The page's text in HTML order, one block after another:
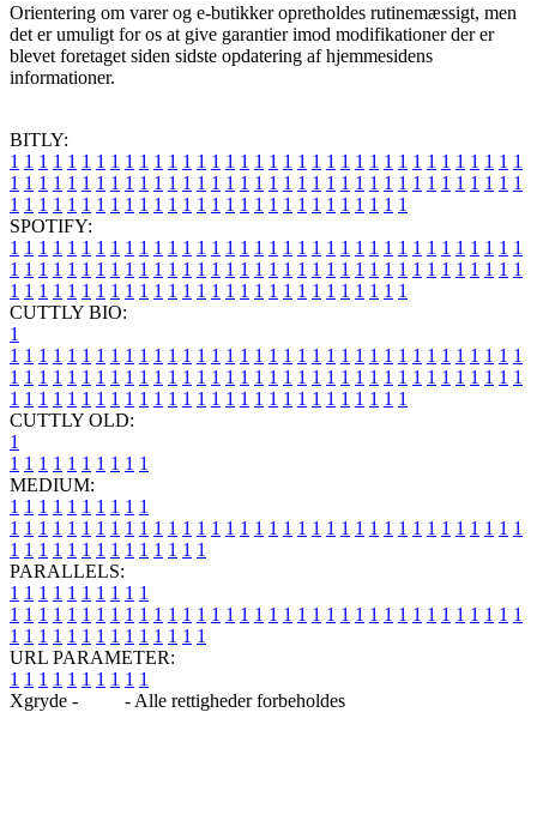
Orientering om varer og e-butikker opretholdes rutinemæssigt, men
det er umuligt for os at give garantier imod modifikationer der er
blevet foretaget siden sidste opdatering af hjemmesidens
informationer.
BITLY:
1 1 1 1 1 1 1 1 1 1 1 1 1 1 1 1 1 1 1 1 1 1 1 1 1 1 1 1 1 1 1 1 1 1 1 1
1 1 1 1 1 1 1 1 1 1 1 1 1 1 1 1 1 1 1 1 1 1 1 1 1 1 1 1 1 1 1 1 1 1 1 1
1 1 1 1 1 1 1 1 1 1 1 1 1 1 1 1 1 1 1 1 1 1 1 1 1 1 1 1
SPOTIFY:
1 1 1 1 1 1 1 1 1 1 1 1 1 1 1 1 1 1 1 1 1 1 1 1 1 1 1 1 1 1 1 1 1 1 1 1
1 1 1 1 1 1 1 1 1 1 1 1 1 1 1 1 1 1 1 1 1 1 1 1 1 1 1 1 1 1 1 1 1 1 1 1
1 1 1 1 1 1 1 1 1 1 1 1 1 1 1 1 1 1 1 1 1 1 1 1 1 1 1 1
CUTTLY BIO:
1
1 1 1 1 1 1 1 1 1 1 1 1 1 1 1 1 1 1 1 1 1 1 1 1 1 1 1 1 1 1 1 1 1 1 1 1
1 1 1 1 1 1 1 1 1 1 1 1 1 1 1 1 1 1 1 1 1 1 1 1 1 1 1 1 1 1 1 1 1 1 1 1
1 1 1 1 1 1 1 1 1 1 1 1 1 1 1 1 1 1 1 1 1 1 1 1 1 1 1 1
CUTTLY OLD:
1
1 1 1 1 1 1 1 1 1 1
MEDIUM:
1 1 1 1 1 1 1 1 1 1
1 1 1 1 1 1 1 1 1 1 1 1 1 1 1 1 1 1 1 1 1 1 1 1 1 1 1 1 1 1 1 1 1 1 1 1
1 1 1 1 1 1 1 1 1 1 1 1 1 1
PARALLELS:
1 1 1 1 1 1 1 1 1 1
1 1 1 1 1 1 1 1 1 1 1 1 1 1 1 1 1 1 1 1 1 1 1 1 1 1 1 1 1 1 1 1 1 1 1 1
1 1 1 1 1 1 1 1 1 1 1 1 1 1
URL PARAMETER:
1 1 1 1 1 1 1 1 1 1
Xgryde -
- Alle rettigheder forbeholdes